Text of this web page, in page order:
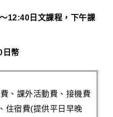
12:40日文課程，下午課
日幣
、課外活動費、接機費
住宿費(提供平日早晚